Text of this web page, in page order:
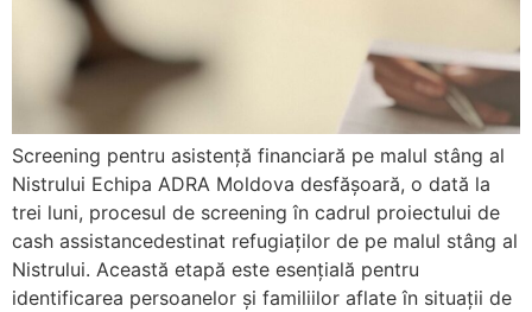
Screening pentru asistență financiară pe malul stâng al
Nistrului Echipa ADRA Moldova desfășoară, o dată la
trei luni, procesul de screening în cadrul proiectului de
cash assistancedestinat refugiaților de pe malul stâng al
Nistrului. Această etapă este esențială pentru
identificarea persoanelor și familiilor aflate în situații de